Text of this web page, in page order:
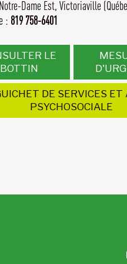
Dame Est, Victoriaville
: 819 758-6401
LE
BOTTIN
DE SERVICES ET
PSYCHOSOCIALE